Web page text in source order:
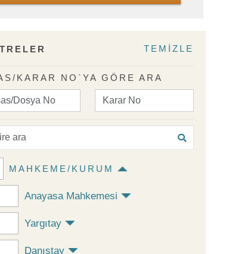
TEMİZLE
KARAR NO`YA GÖRE ARA
MAHKEME/KURUM
Anayasa Mahkemesi
Yargıtay
Danıştay